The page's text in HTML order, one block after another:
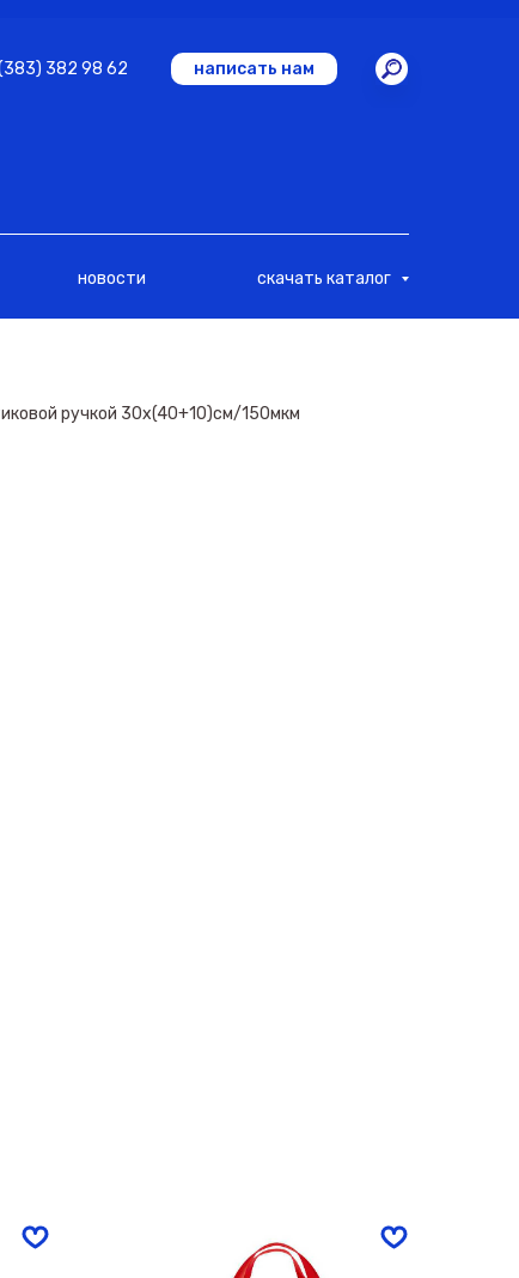
написать нам
382 98 62
новости скачать каталог
ручкой 30х(40+10)см/150мкм